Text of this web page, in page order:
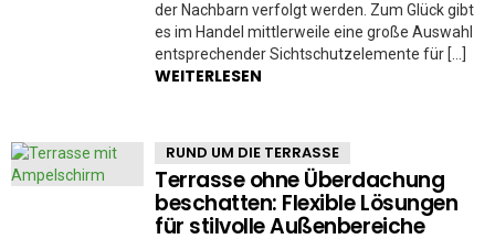
der Nachbarn verfolgt werden. Zum Glück gibt
es im Handel mittlerweile eine große Auswahl
entsprechender Sichtschutzelemente für […]
WEITERLESEN
RUND UM DIE TERRASSE
Terrasse ohne Überdachung
beschatten: Flexible Lösungen
für stilvolle Außenbereiche